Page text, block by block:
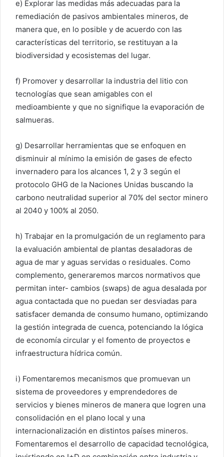
e) Explorar las medidas más adecuadas para la
remediación de pasivos ambientales mineros, de
manera que, en lo posible y de acuerdo con las
características del territorio, se restituyan a la
biodiversidad y ecosistemas del lugar.
f) Promover y desarrollar la industria del litio con
tecnologías que sean amigables con el
medioambiente y que no signifique la evaporación de
salmueras.
g) Desarrollar herramientas que se enfoquen en
disminuir al mínimo la emisión de gases de efecto
invernadero para los alcances 1, 2 y 3 según el
protocolo GHG de la Naciones Unidas buscando la
carbono neutralidad superior al 70% del sector minero
al 2040 y 100% al 2050.
h) Trabajar en la promulgación de un reglamento para
la evaluación ambiental de plantas desaladoras de
agua de mar y aguas servidas o residuales. Como
complemento, generaremos marcos normativos que
permitan inter- cambios (swaps) de agua desalada por
agua contactada que no puedan ser desviadas para
satisfacer demanda de consumo humano, optimizando
la gestión integrada de cuenca, potenciando la lógica
de economía circular y el fomento de proyectos e
infraestructura hídrica común.
i) Fomentaremos mecanismos que promuevan un
sistema de proveedores y emprendedores de
servicios y bienes mineros de manera que logren una
consolidación en el plano local y una
internacionalización en distintos países mineros.
Fomentaremos el desarrollo de capacidad tecnológica,